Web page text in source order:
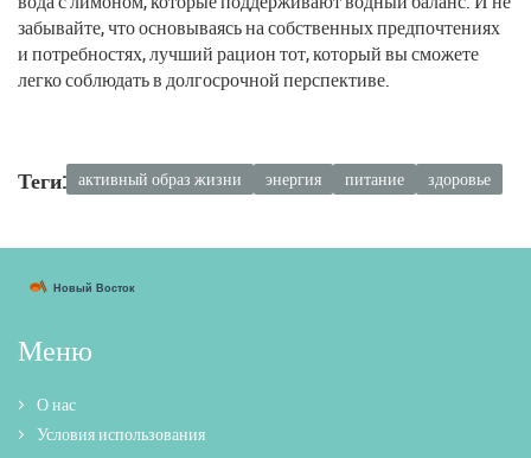
забывайте, что основываясь на собственных предпочтениях
и потребностях, лучший рацион тот, который вы сможете
легко соблюдать в долгосрочной перспективе.
Теги: активный образ жизни энергия питание здоровье
Меню
О нас
Условия использования